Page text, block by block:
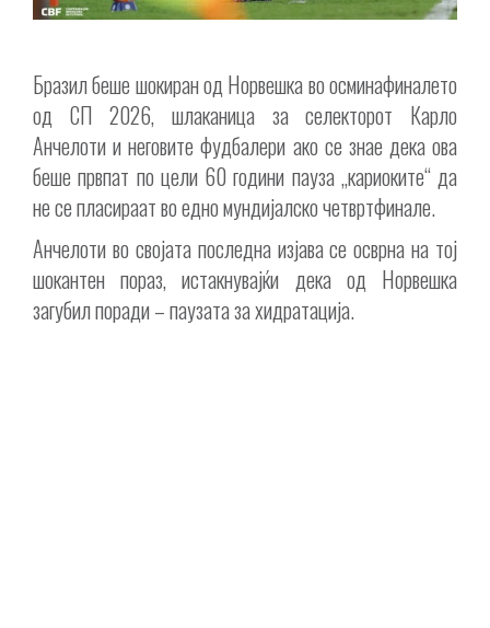
Бразил беше шокиран од Норвешка во осминафиналето
од СП 2026, шлаканица за селекторот Карло
Анчелоти и неговите фудбалери ако се знае дека ова
беше првпат по цели 60 години пауза „кариоките“ да
не се пласираат во едно мундијалско четвртфинале.
Анчелоти во својата последна изјава се осврна на тој
шокантен пораз, истакнувајќи дека од Норвешка
загубил поради – паузата за хидратација.